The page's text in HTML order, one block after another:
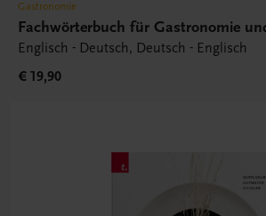
Gastronomie
Fachwörterbuch für Gastronomie
Englisch - Deutsch, Deutsch - Englisch
€ 19,90